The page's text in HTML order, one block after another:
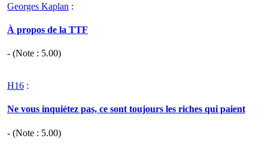
Georges Kaplan :
À propos de la TTF
- (Note : 5.00)
H16 :
Ne vous inquiétez pas, ce sont toujours les riches qui paient
- (Note : 5.00)